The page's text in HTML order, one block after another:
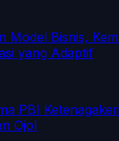
Model Bisnis,
yang Adaptif
PBI
Ojol